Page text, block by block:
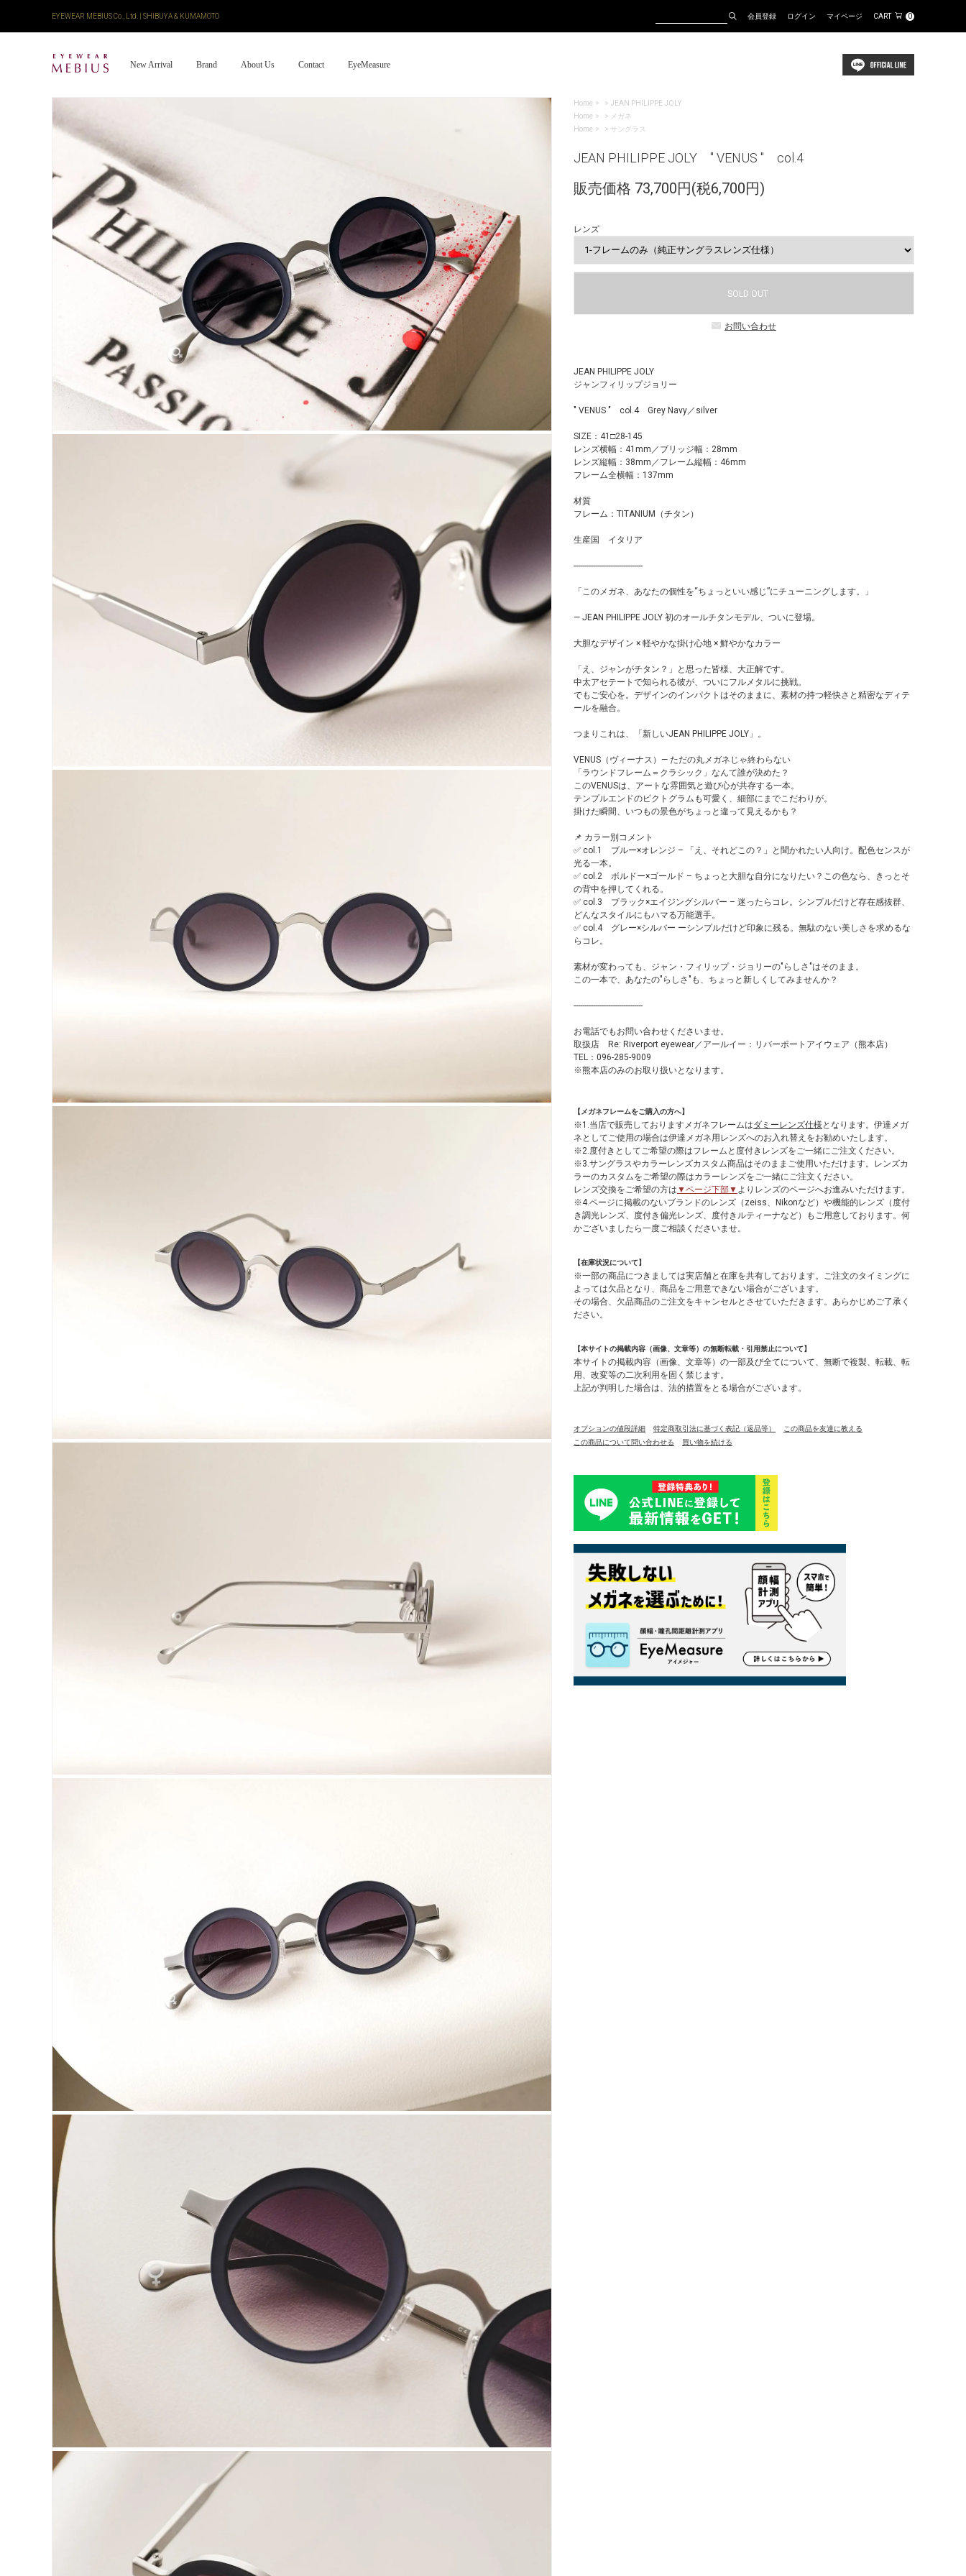
EYEWEAR MEBIUS Co., Ltd. | SHIBUYA & KUMAMOTO 会員登録 ログイン マイページ CART 0
New Arrival Brand About Us Contact EyeMeasure
Home > JEAN PHILIPPE JOLY
Home
>
メガネ
Home
> サングラス
JEAN PHILIPPE JOLY " VENUS " col.4
販売価格 73,700円(税6,700円)
レンズ
SOLD OUT
お問い合わせ
JEAN PHILIPPE JOLY
ジャンフィリップジョリー
" VENUS " col.4 Grey Navy／silver
SIZE：41□28-145
レンズ横幅：41mm／ブリッジ幅：28mm
レンズ縦幅：38mm／フレーム縦幅：46mm
フレーム全横幅：137mm
材質
フレーム：TITANIUM（チタン）
生産国 イタリア
--------------------------------
「このメガネ、あなたの個性を“ちょっといい感じ”にチューニングします。」
— JEAN PHILIPPE JOLY 初のオールチタンモデル、ついに登場。
大胆なデザイン × 軽やかな掛け心地 × 鮮やかなカラー
「え、ジャンがチタン？」と思った皆様、大正解です。
中太アセテートで知られる彼が、ついにフルメタルに挑戦。
でもご安心を。デザインのインパクトはそのままに、素材の持つ軽快さと精密なディテ
ールを融合。
つまりこれは、「新しいJEAN PHILIPPE JOLY」。
VENUS（ヴィーナス）— ただの丸メガネじゃ終わらない
「ラウンドフレーム＝クラシック」なんて誰が決めた？
このVENUSは、アートな雰囲気と遊び心が共存する一本。
テンプルエンドのピクトグラムも可愛く、細部にまでこだわりが。
掛けた瞬間、いつもの景色がちょっと違って見えるかも？
📌 カラー別コメント
✅ col.1 ブルー×オレンジ – 「え、それどこの？」と聞かれたい人向け。配色センスが
光る一本。
✅ col.2 ボルドー×ゴールド – ちょっと大胆な自分になりたい？この色なら、きっとそ
の背中を押してくれる。
✅ col.3 ブラック×エイジングシルバー – 迷ったらコレ。シンプルだけど存在感抜群、
どんなスタイルにもハマる万能選手。
✅ col.4 グレー×シルバー ーシンプルだけど印象に残る。無駄のない美しさを求めるな
らコレ。
素材が変わっても、ジャン・フィリップ・ジョリーの"らしさ"はそのまま。
この一本で、あなたの"らしさ"も、ちょっと新しくしてみませんか？
--------------------------------
お電話でもお問い合わせくださいませ。
取扱店 Re: Riverport eyewear／アールイー：リバーポートアイウェア（熊本店）
TEL：096-285-9009
※熊本店のみのお取り扱いとなります。
【メガネフレームをご購入の方へ】
※1.当店で販売しておりますメガネフレームはダミーレンズ仕様 となります。伊達メガ
ネとしてご使用の場合は伊達メガネ用レンズへのお入れ替えをお勧めいたします。
※2.度付きとしてご希望の際はフレームと度付きレンズをご一緒にご注文ください。
※3.サングラスやカラーレンズカスタム商品はそのままご使用いただけます。レンズカ
ラーのカスタムをご希望の際はカラーレンズをご一緒にご注文ください。
レンズ交換をご希望の方は ▼ページ下部▼ よりレンズのページへお進みいただけます。
※4.ページに掲載のないブランドのレンズ（zeiss、Nikonなど）や機能的レンズ（度付
き調光レンズ、度付き偏光レンズ、度付きルティーナなど）もご用意しております。何
かございましたら一度ご相談くださいませ。
【在庫状況について】
※一部の商品につきましては実店舗と在庫を共有しております。ご注文のタイミングに
よっては欠品となり、商品をご用意できない場合がございます。
その場合、欠品商品のご注文をキャンセルとさせていただきます。あらかじめご了承く
ださい。
【本サイトの掲載内容（画像、文章等）の無断転載・引用禁止について】
本サイトの掲載内容（画像、文章等）の一部及び全てについて、無断で複製、転載、転
用、改変等の二次利用を固く禁じます。
上記が判明した場合は、法的措置をとる場合がございます。
オプションの値段詳細 特定商取引法に基づく表記（返品等）
この商品を友達に教える
この商品について問い合わせる
買い物を続ける